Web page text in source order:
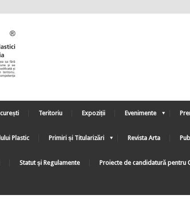
Teritoriu Expoziții Evenimente
Plastic Primiri și Titularizări Revista Arta
Statut şi Regulamente Proiecte de candidatură pentru